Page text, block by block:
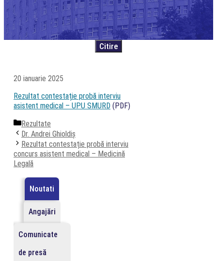
20 ianuarie 2025
Rezultat contestație probă interviu
asistent medical – UPU SMURD (PDF)
Categorii
Rezultate
Dr. Andrei Ghioldiș
Rezultat contestație probă interviu
concurs asistent medical – Medicină
Legală
Noutati
Angajări
Comunicate
de presă